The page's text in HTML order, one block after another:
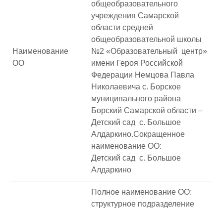
Наименование
ОО
общеобразовательного
учреждения Самарской
области средней
общеобразовательной школы
№2 «Образовательный центр»
имени Героя Российской
Федерации Немцова Павла
Николаевича с. Борское
муниципального района
Борский Самарской области –
Детский сад с. Большое
Алдаркино.Сокращенное
наименование ОО:
Детский сад с. Большое
Алдаркино
Полное наименование ОО:
структурное подразделение